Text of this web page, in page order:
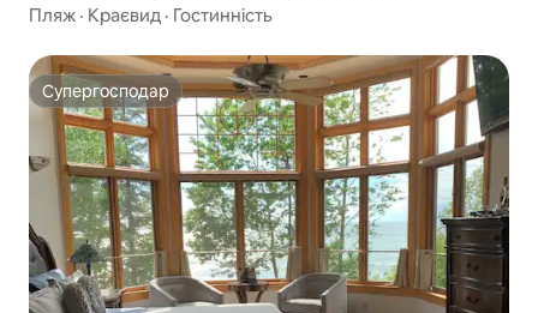
Пляж · Краєвид · Гостинність
Супергосподар
Супергосподар